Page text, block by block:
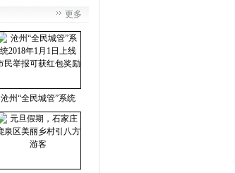
更多
沧州“全民城管”系统